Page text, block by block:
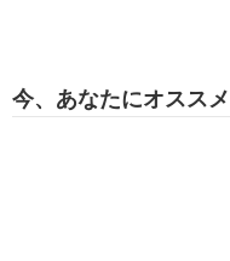
今、あなたにオススメ